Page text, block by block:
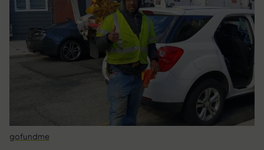
gofundme